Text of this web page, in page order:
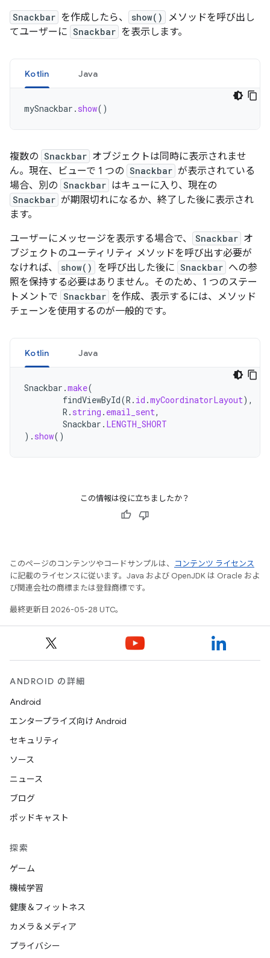
Snackbar を作成したら、 show()
メソッドを呼び出し
てユーザーに Snackbar を表示します。
Kotlin Java
mySnackbar . show()
複数の Snackbar オブジェクトは同時に表示されませ
ん。現在、ビューで 1 つの Snackbar が表示されている
場合、別の Snackbar はキューに入り、現在の
Snackbar が期限切れになるか、終了した後に表示され
ます。
ユーザーにメッセージを表示する場合で、
Snackbar オ
ブジェクトのユーティリティ メソッドを呼び出す必要が
なければ、
show() を呼び出した後に Snackbar への参
照を保持する必要はありません。そのため、1 つのステー
トメントで Snackbar を作成、表示するには、メソッド
チェーンを使用するのが一般的です。
Kotlin Java
Snackbar .make(
findViewById(R . id .myCoordinatorLayout),
R . string . email_sent,
Snackbar . LENGTH_SHORT
). show()
この情報は役に立ちましたか？
このページのコンテンツやコードサンプルは、
コンテンツ ライセンス
に記載のライセンスに従います。Java および OpenJDK は Oracle およ
び関連会社の商標または登録商標です。
最終更新日 2026-05-28 UTC。
ANDROID の詳細
Android
エンタープライズ向け Android
セキュリティ
ソース
ニュース
ブログ
ポッドキャスト
探索
ゲーム
機械学習
健康＆フィットネス
カメラ＆メディア
プライバシー